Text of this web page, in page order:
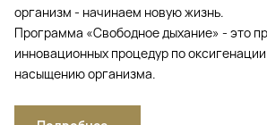
организм - начинаем новую жизнь.
Программа «Свободное дыхание» - это
инновационных процедур по
насыщению организма.